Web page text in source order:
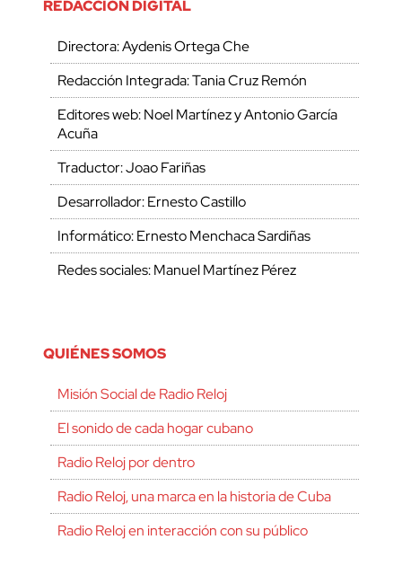
REDACCIÓN DIGITAL
Directora: Aydenis Ortega Che
Redacción Integrada: Tania Cruz Remón
Editores web: Noel Martínez y Antonio García
Acuña
Traductor: Joao Fariñas
Desarrollador: Ernesto Castillo
Informático: Ernesto Menchaca Sardiñas
Redes sociales: Manuel Martínez Pérez
QUIÉNES SOMOS
Misión Social de Radio Reloj
El sonido de cada hogar cubano
Radio Reloj por dentro
Radio Reloj, una marca en la historia de Cuba
Radio Reloj en interacción con su público